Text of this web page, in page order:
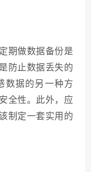
期做数据备份是
防止数据丢失的
数据的另一种方
全性。此外，应
制定一套实用的